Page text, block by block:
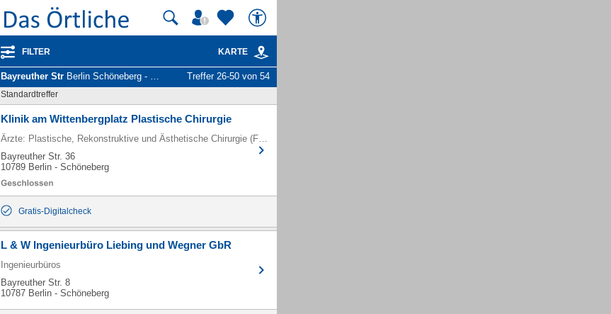
FILTER KARTE
Bayreuther Str Berlin Schöneberg - Unternehmen und Personen Treffer 26-50 von 54
Standardtreffer
Klinik am Wittenbergplatz Plastische Chirurgie
Ärzte: Plastische, Rekonstruktive und Ästhetische Chirurgie (Fachärzte)
Bayreuther Str. 36
10789 Berlin - Schöneberg
Gratis-Digitalcheck
L & W Ingenieurbüro Liebing und Wegner GbR
Ingenieurbüros
Bayreuther Str. 8
10787 Berlin - Schöneberg